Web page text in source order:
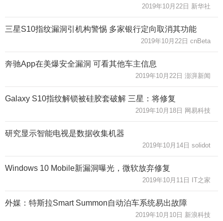
2019年10月22日 新华社
三星S10指纹漏洞引机构警惕 多家银行定向取消其功能
2019年10月22日 cnBeta
奔驰App在美爆安全漏洞 可看其他车主信息
2019年10月22日 澎湃新闻
Galaxy S10指纹解锁被硅胶套破解 三星：将修复
2019年10月18日 网易科技
研究显示智能电视是数据收集机器
2019年10月14日 solidot
Windows 10 Mobile新漏洞曝光，微软放弃修复
2019年10月11日 IT之家
外媒：特斯拉Smart Summon自动泊车系统易出故障
2019年10月10日 新浪科技